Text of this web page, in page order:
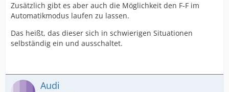
Zusätzlich gibt es aber auch die Möglichkeit den F-F im
Automatikmodus laufen zu lassen.
Das heißt, das dieser sich in schwierigen Situationen
selbständig ein und ausschaltet.
Audi